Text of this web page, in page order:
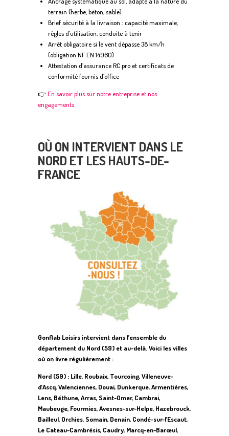
terrain (herbe, béton, sable)
Brief sécurité à la livraison : capacité maximale,
règles d’utilisation, conduite à tenir
Arrêt obligatoire si le vent dépasse 38 km/h
(obligation NF EN 14960)
Attestation d’assurance RC pro et certificats de
conformité fournis d’office
👉En savoir plus sur notre entreprise et nos
engagements
OÙ ON INTERVIENT DANS LE
NORD ET LES HAUTS-DE-
FRANCE
Gonflab Loisirs intervient dans l’ensemble du
département du Nord (59) et au-delà. Voici les villes
où on livre régulièrement :
Nord (59) : Lille, Roubaix, Tourcoing, Villeneuve-
d’Ascq, Valenciennes, Douai, Dunkerque, Armentières,
Lens, Béthune, Arras, Saint-Omer, Cambrai,
Maubeuge, Fourmies, Avesnes-sur-Helpe, Hazebrouck,
Bailleul, Orchies, Somain, Denain, Condé-sur-l’Escaut,
Le Cateau-Cambrésis, Caudry, Marcq-en-Barœul,